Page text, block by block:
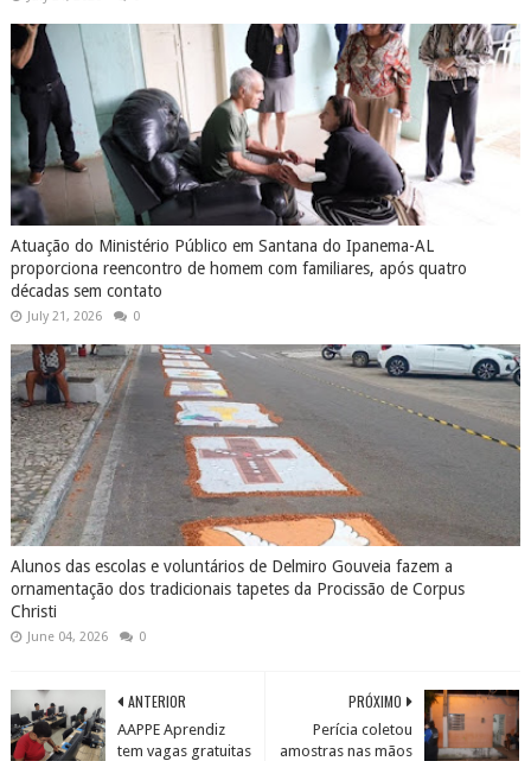
Atuação do Ministério Público em Santana do Ipanema-AL
proporciona reencontro de homem com familiares, após quatro
décadas sem contato
July 21, 2026 0
Alunos das escolas e voluntários de Delmiro Gouveia fazem a
ornamentação dos tradicionais tapetes da Procissão de Corpus
Christi
June 04, 2026 0
PRÓXIMO
Perícia coletou
amostras nas mãos
ANTERIOR
AAPPE Aprendiz
tem vagas gratuitas